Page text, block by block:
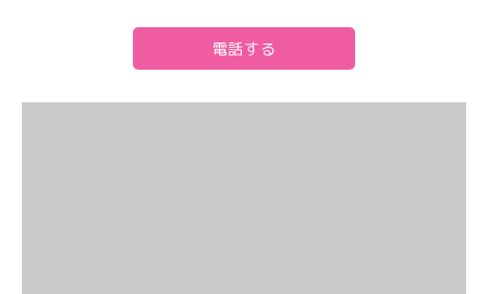
電話する